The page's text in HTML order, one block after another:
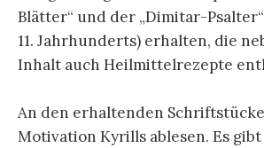
Blätter“ und der „Dimitar-
11. Jahrhunderts) erhalten, die
Inhalt auch Heilmittelrezepte
An den erhaltenden
Motivation Kyrills ablesen. Es